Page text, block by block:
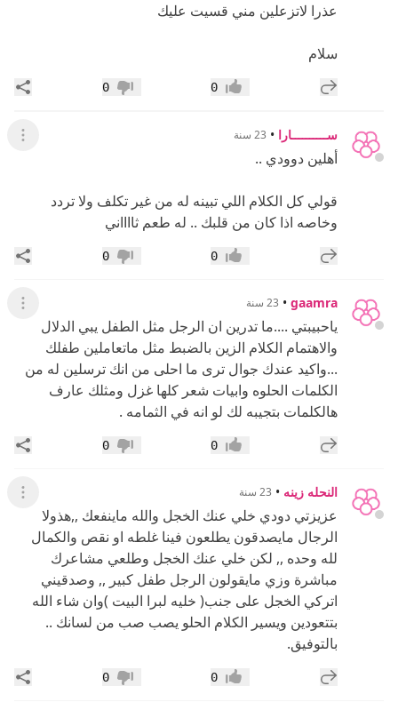
عذرا لاتزعلين مني قسيت عليك
سلام
إضافة رد جديد إعجاب0 عدم إعجاب
0
ســــــــــارا • 23 سنة عرض
أهلين دوودي ..
قولي كل الكلام اللي تبينه له من غير تكلف ولا تردد
وخاصه اذا كان من قلبك .. له طعم ثااااني
إضافة رد جديد إعجاب0 عدم إعجاب
0
gaamra
• 23 سنة عرض
ياحبيبتي ....ما تدرين ان الرجل مثل الطفل يبي الدلال
والاهتمام الكلام الزين بالضبط مثل ماتعاملين طفلك
...واكيد عندك جوال ترى ما احلى من انك ترسلين له من
الكلمات الحلوه وابيات شعر كلها غزل ومثلك عارف
هالكلمات بتجيبه لك لو انه في الثمامه .
إضافة رد جديد إعجاب0 عدم إعجاب
0
النحله زينه • 23 سنة عرض
عزيزتي دودي خلي عنك الخجل والله ماينفعك ,,هذولا
الرجال مايصدقون يطلعون فينا غلطه او نقص والكمال
لله وحده ,, لكن خلي عنك الخجل وطلعي مشاعرك
مباشرة وزي مايقولون الرجل طفل كبير ,, وصدقيني
اتركي الخجل على جنب( خليه لبرا البيت )وان شاء الله
بتتعودين ويسير الكلام الحلو يصب صب من لسانك ..
بالتوفيق.
إضافة رد جديد إعجاب0 عدم إعجاب
0